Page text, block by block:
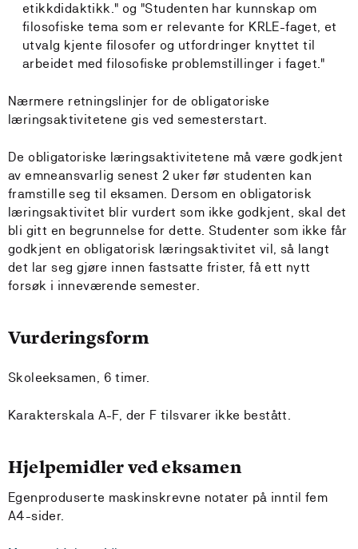
etikkdidaktikk." og "Studenten har kunnskap om
filosofiske tema som er relevante for KRLE-faget, et
utvalg kjente filosofer og utfordringer knyttet til
arbeidet med filosofiske problemstillinger i faget."
Nærmere retningslinjer for de obligatoriske
læringsaktivitetene gis ved semesterstart.
De obligatoriske læringsaktivitetene må være godkjent
av emneansvarlig senest 2 uker før studenten kan
framstille seg til eksamen. Dersom en obligatorisk
læringsaktivitet blir vurdert som ikke godkjent, skal det
bli gitt en begrunnelse for dette. Studenter som ikke får
godkjent en obligatorisk læringsaktivitet vil, så langt
det lar seg gjøre innen fastsatte frister, få ett nytt
forsøk i inneværende semester.
Vurderingsform
Skoleeksamen, 6 timer.
Karakterskala A-F, der F tilsvarer ikke bestått.
Hjelpemidler ved eksamen
Egenproduserte maskinskrevne notater på inntil fem
A4-sider.